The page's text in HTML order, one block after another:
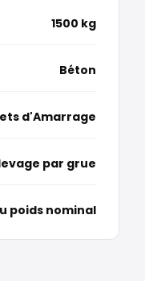
1500 kg
Béton
d'Amarrage
par grue
poids nominal